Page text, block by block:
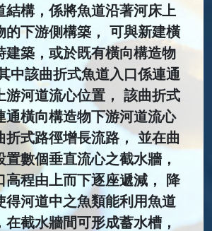
結構，係將魚道沿著河床上
的下游側構築， 可與新建橫
建築，或於既有橫向構造物
中該曲折式魚道入口係連通
游河道流心位置， 該曲折式
通橫向構造物下游河道流心
折式路徑增長流路， 並在曲
數個垂直流心之截水牆，
高程由上而下逐座遞減， 降
得河道中之魚類能利用魚道
截水牆間可形成蓄水槽，